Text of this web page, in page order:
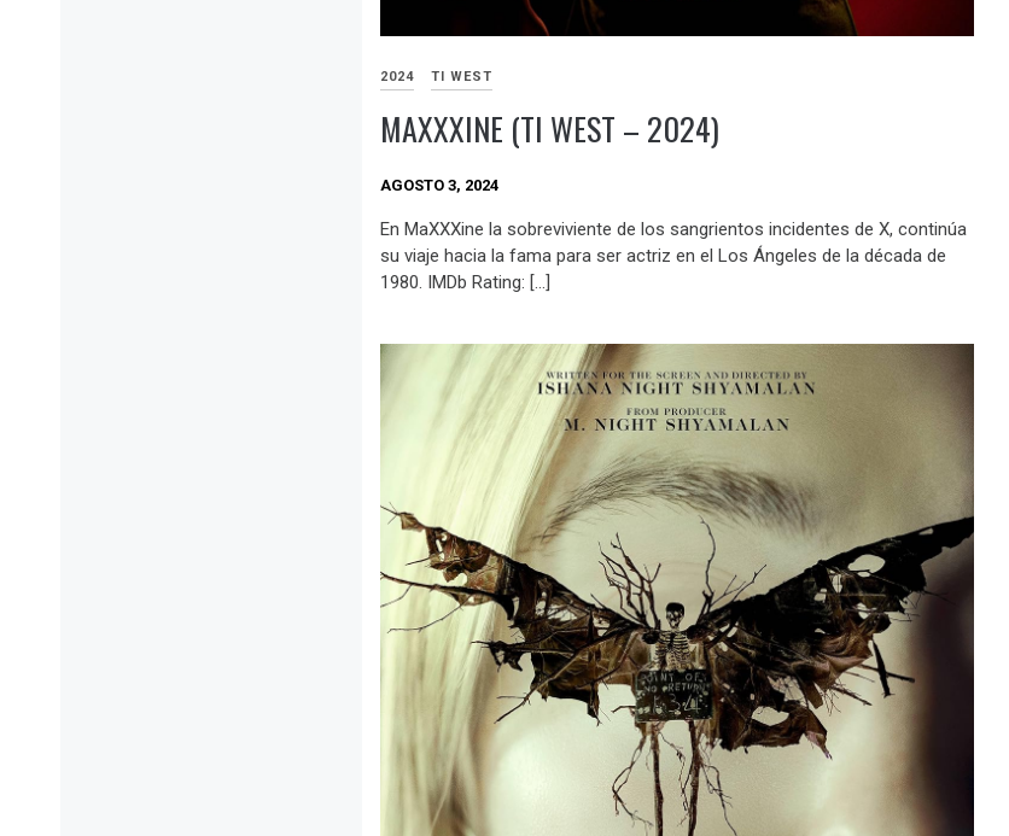
2024 TI WEST
MAXXXINE (TI WEST – 2024)
AGOSTO 3, 2024
En MaXXXine la sobreviviente de los sangrientos incidentes de X, continúa
su viaje hacia la fama para ser actriz en el Los Ángeles de la década de
1980. IMDb Rating: […]